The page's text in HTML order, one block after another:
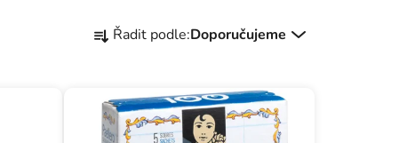
a
n
Řadit podle:Doporučujeme